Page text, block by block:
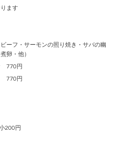
ます
ーフ・サーモンの照り焼き・サバの幽
卵・他）
770円
770円
200円